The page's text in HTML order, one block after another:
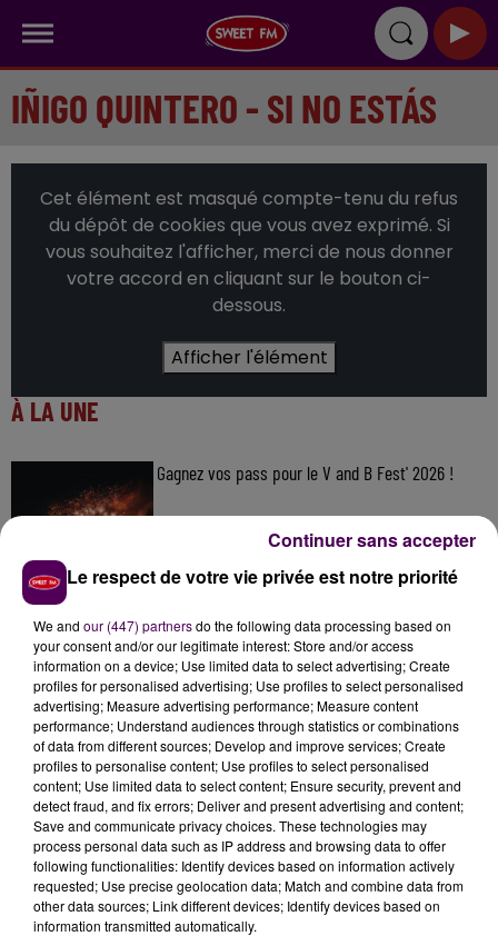
IÑIGO QUINTERO - SI NO ESTÁS
Cet élément est masqué compte-tenu du refus
du dépôt de cookies que vous avez exprimé. Si
vous souhaitez l'afficher, merci de nous donner
votre accord en cliquant sur le bouton ci-
dessous.
Afficher l'élément
À LA UNE
Gagnez vos pass pour le V and B Fest' 2026 !
Inscrivez-vous au casting The Voice & The Voice
Gagnez vos entrées pour Papéa Parc !
DERNIERS TITRES
Le respect de votre vie privée est notre priorité
We and our (447) partnersdo the following data processing based on
your consent and/or our legitimate interest: Store and/or access
information on a device; Use limited data to select advertising; Create
profiles for personalised advertising; Use profiles to select personalised
advertising; Measure advertising performance; Measure content
performance; Understand audiences through statistics or combinations
of data from different sources; Develop and improve services; Create
profiles to personalise content; Use profiles to select personalised
content; Use limited data to select content; Ensure security, prevent and
detect fraud, and fix errors; Deliver and present advertising and content;
Save and communicate privacy choices. These technologies may
process personal data such as IP address and browsing data to offer
following functionalities: Identify devices based on information actively
requested; Use precise geolocation data; Match and combine data from
other data sources; Link different devices; Identify devices based on
information transmitted automatically.
Continuer sans accepter